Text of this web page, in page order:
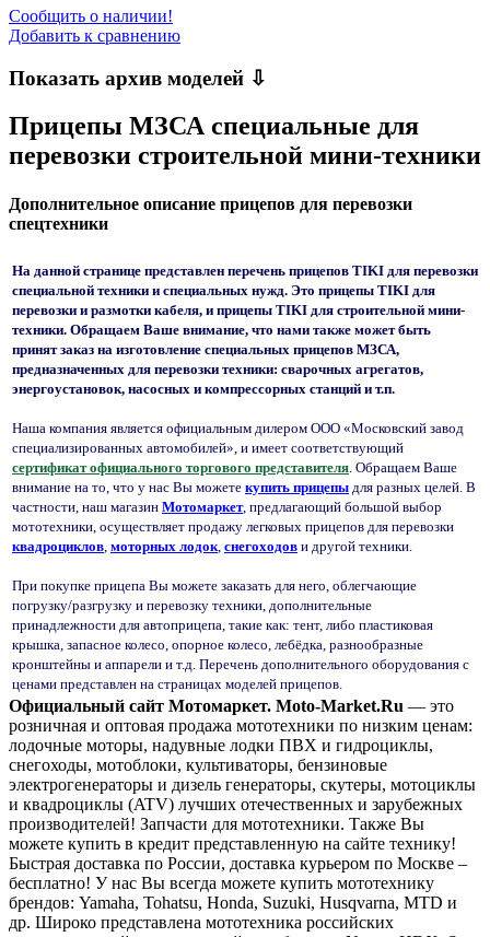
Сообщить о наличии!
Добавить к сравнению
Показать архив моделей ⇩
Прицепы МЗСА специальные для
перевозки строительной мини-техники
Дополнительное описание прицепов для перевозки
спецтехники
На данной странице представлен перечень прицепов TIKI для перевозки
специальной техники и специальных нужд. Это прицепы TIKI для
перевозки и размотки кабеля, и прицепы TIKI для строительной мини-
техники. Обращаем Ваше внимание, что нами также может быть
принят заказ на изготовление специальных прицепов МЗСА,
предназначенных для перевозки техники: сварочных агрегатов,
энергоустановок, насосных и компрессорных станций и т.п.
Наша компания является официальным дилером ООО «Московский завод
специализированных автомобилей», и имеет соответствующий
сертификат официального торгового представителя . Обращаем Ваше
внимание на то, что у нас Вы можете купить прицепы для разных целей. В
частности, наш магазин Мотомаркет, предлагающий большой выбор
мототехники, осуществляет продажу легковых прицепов для перевозки
квадроциклов моторных лодок снегоходов и другой техники.
При покупке прицепа Вы можете заказать для него, облегчающие
погрузку/разгрузку и перевозку техники, дополнительные
принадлежности для автоприцепа, такие как: тент, либо пластиковая
крышка, запасное колесо, опорное колесо, лебёдка, разнообразные
кронштейны и аппарели и т.д. Перечень дополнительного оборудования с
ценами представлен на страницах моделей прицепов.
Официальный сайт Мотомаркет. Moto-Market.Ru — это
розничная и оптовая продажа мототехники по низким ценам:
лодочные моторы, надувные лодки ПВХ и гидроциклы,
снегоходы, мотоблоки, культиваторы, бензиновые
электрогенераторы и дизель генераторы, скутеры, мотоциклы
и квадроциклы (ATV) лучших отечественных и зарубежных
производителей! Запчасти для мототехники. Также Вы
можете купить в кредит представленную на сайте технику!
Быстрая доставка по России, доставка курьером по Москве –
бесплатно! У нас Вы всегда можете купить мототехнику
брендов: Yamaha, Tohatsu, Honda, Suzuki, Husqvarna, MTD и
др. Широко представлена мототехника российских